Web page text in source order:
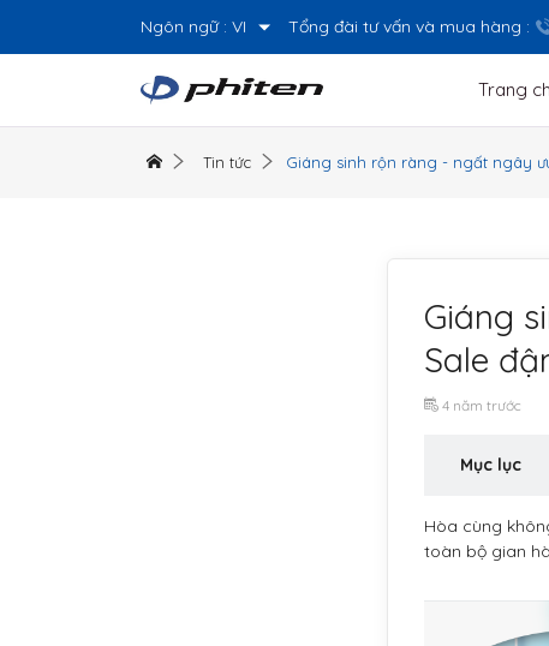
Ngôn ngữ : VI Tổng đài tư vấn và mua hàng :
Trang
Tin tức Giáng sinh rộn ràng - ngất ngây
Giáng
Sale
4 năm trước
Mục lục
Hòa cùng
toàn bộ gian